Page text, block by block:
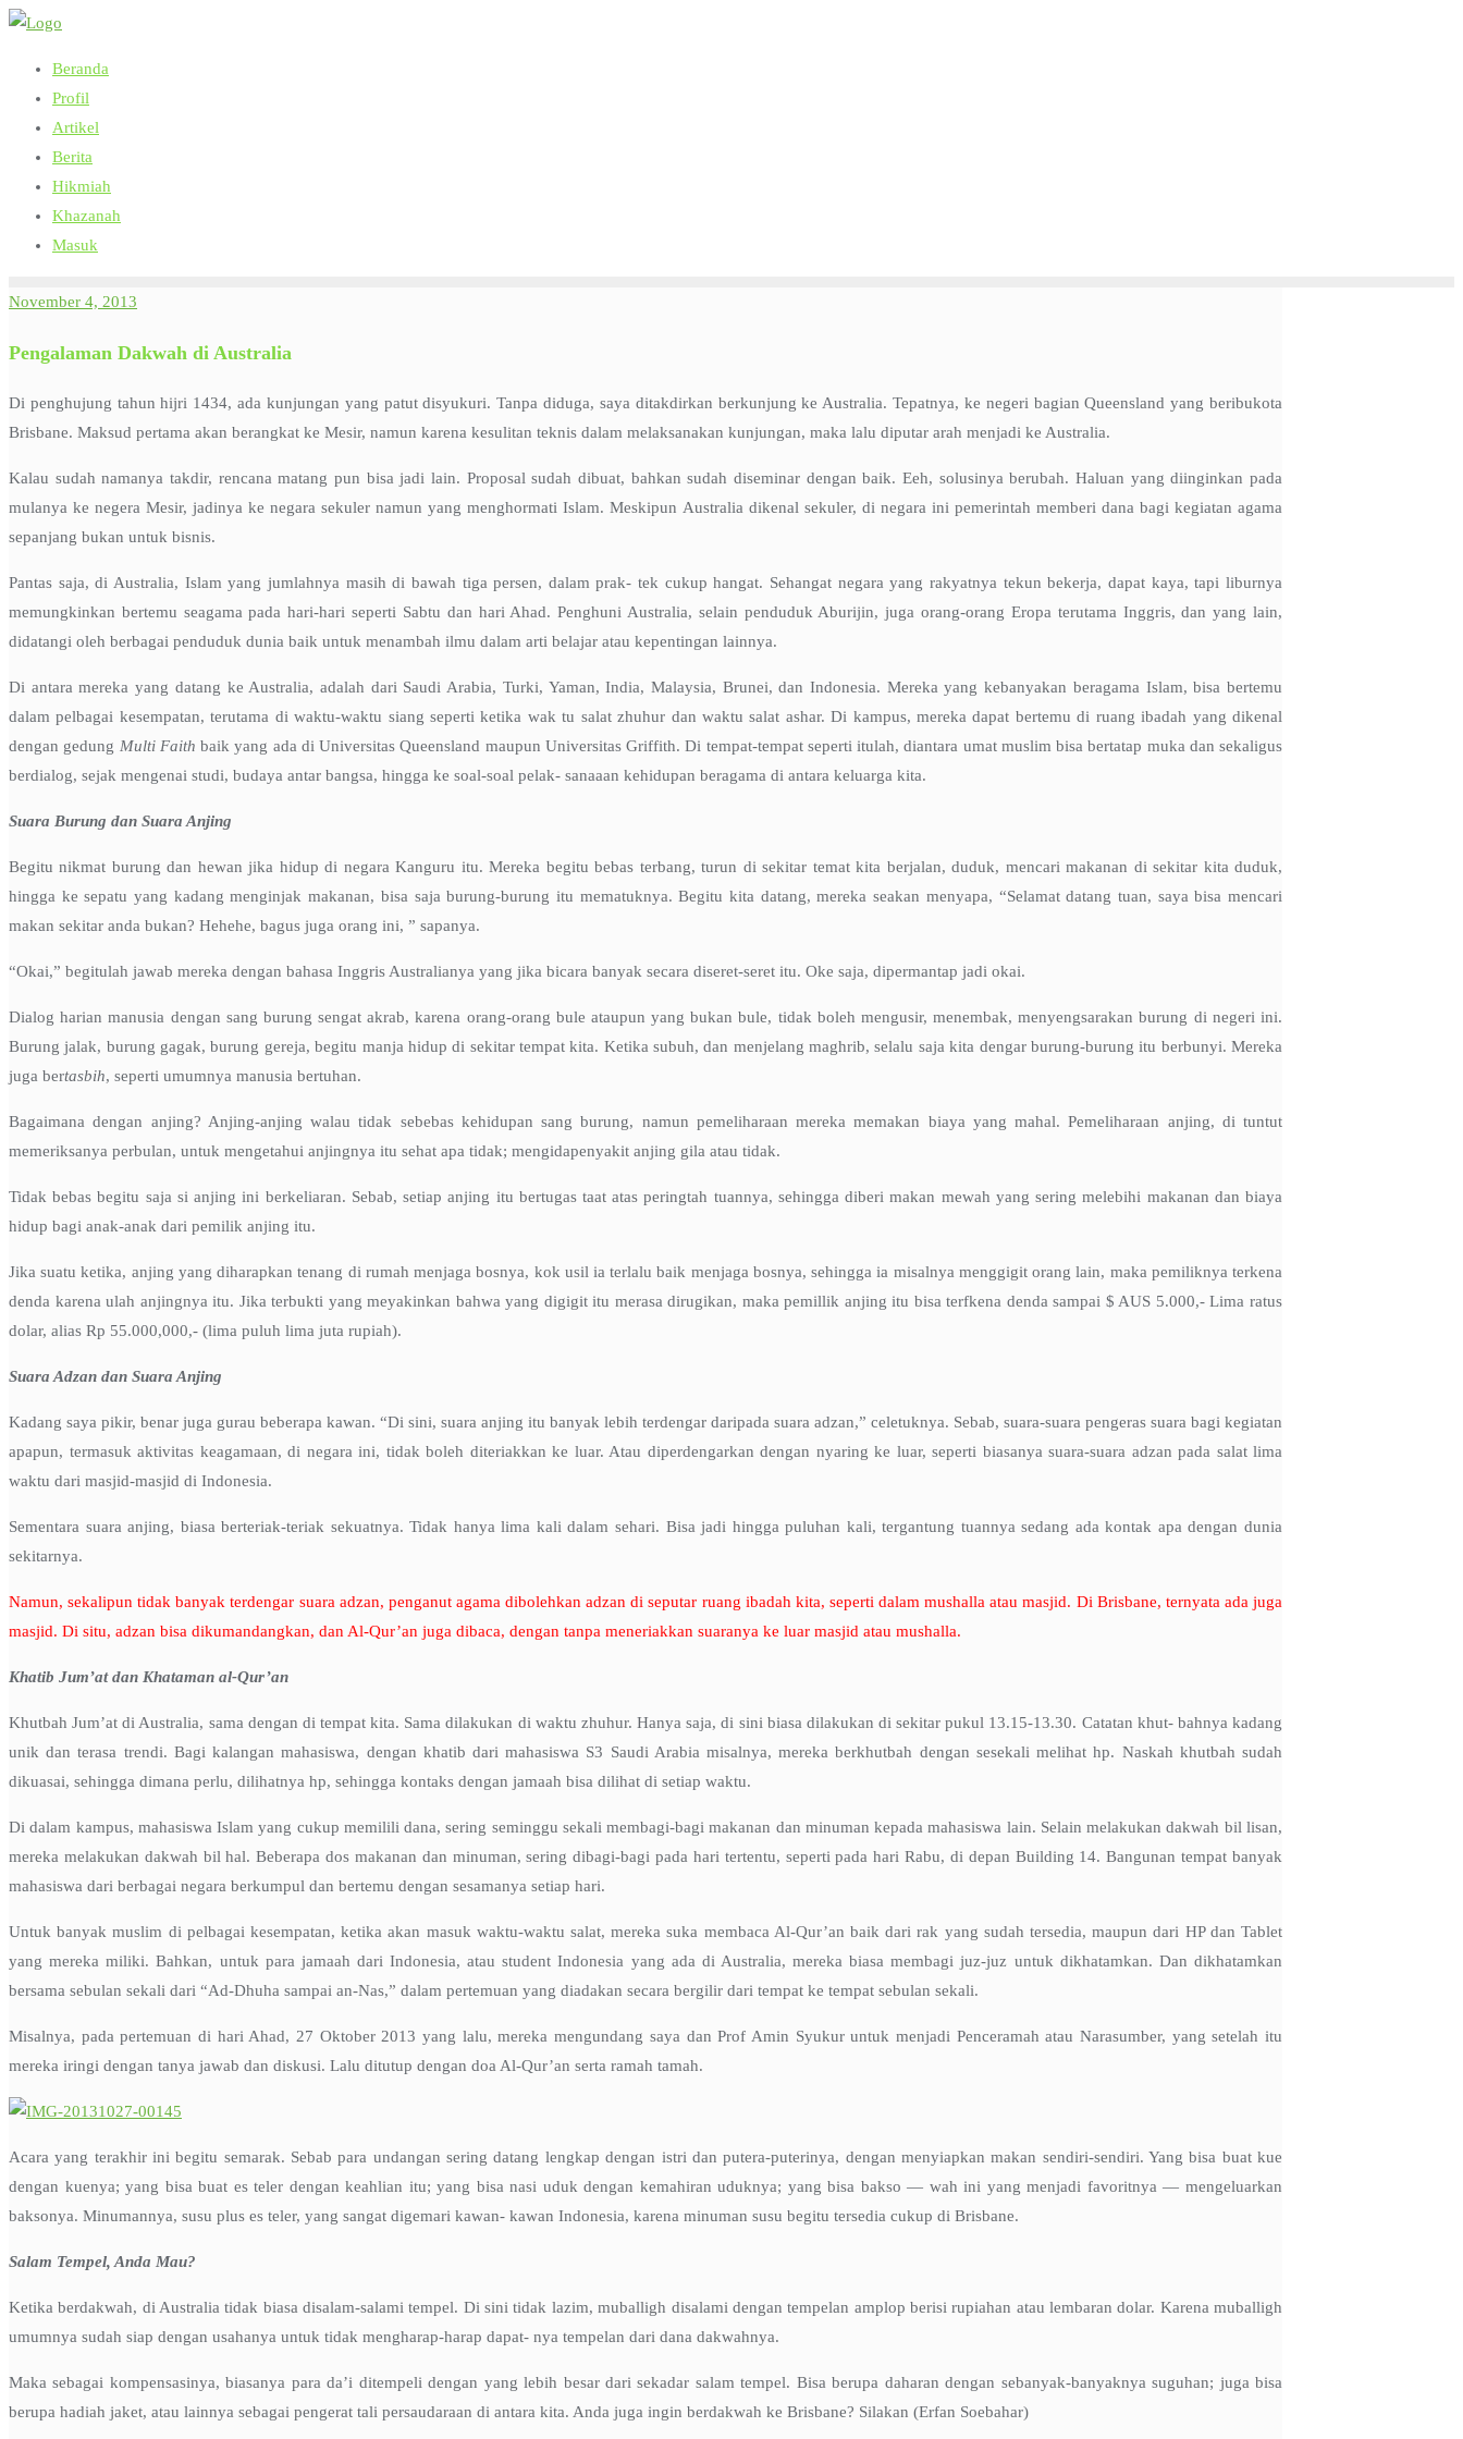
Skip
content
Beranda
Profil
Artikel
Berita
Hikmiah
Khazanah
Masuk
November 4, 2013
Pengalaman Dakwah di Australia
Di penghujung tahun hijri 1434, ada kunjungan yang patut disyukuri. Tanpa diduga, saya ditakdirkan berkunjung ke Australia. Tepatnya, ke negeri bagian Queensland yang beribukota
Brisbane. Maksud pertama akan berangkat ke Mesir, namun karena kesulitan teknis dalam melaksanakan kunjungan, maka lalu diputar arah menjadi ke Australia.
Kalau sudah namanya takdir, rencana matang pun bisa jadi lain. Proposal sudah dibuat, bahkan sudah diseminar dengan baik. Eeh, solusinya berubah. Haluan yang diinginkan pada
mulanya ke negera Mesir, jadinya ke negara sekuler namun yang menghormati Islam. Meskipun Australia dikenal sekuler, di negara ini pemerintah memberi dana bagi kegiatan agama
sepanjang bukan untuk bisnis.
Pantas saja, di Australia, Islam yang jumlahnya masih di bawah tiga persen, dalam prak- tek cukup hangat. Sehangat negara yang rakyatnya tekun bekerja, dapat kaya, tapi liburnya
memungkinkan bertemu seagama pada hari-hari seperti Sabtu dan hari Ahad. Penghuni Australia, selain penduduk Aburijin, juga orang-orang Eropa terutama Inggris, dan yang lain,
didatangi oleh berbagai penduduk dunia baik untuk menambah ilmu dalam arti belajar atau kepentingan lainnya.
Di antara mereka yang datang ke Australia, adalah dari Saudi Arabia, Turki, Yaman, India, Malaysia, Brunei, dan Indonesia. Mereka yang kebanyakan beragama Islam, bisa bertemu
dalam pelbagai kesempatan, terutama di waktu-waktu siang seperti ketika wak tu salat zhuhur dan waktu salat ashar. Di kampus, mereka dapat bertemu di ruang ibadah yang dikenal
dengan gedung Multi Faith baik yang ada di Universitas Queensland maupun Universitas Griffith. Di tempat-tempat seperti itulah, diantara umat muslim bisa bertatap muka dan sekaligus
berdialog, sejak mengenai studi, budaya antar bangsa, hingga ke soal-soal pelak- sanaaan kehidupan beragama di antara keluarga kita.
Suara Burung dan Suara Anjing
Begitu nikmat burung dan hewan jika hidup di negara Kanguru itu. Mereka begitu bebas terbang, turun di sekitar temat kita berjalan, duduk, mencari makanan di sekitar kita duduk,
hingga ke sepatu yang kadang menginjak makanan, bisa saja burung-burung itu mematuknya. Begitu kita datang, mereka seakan menyapa, “Selamat datang tuan, saya bisa mencari
makan sekitar anda bukan? Hehehe, bagus juga orang ini, ” sapanya.
“Okai,” begitulah jawab mereka dengan bahasa Inggris Australianya yang jika bicara banyak secara diseret-seret itu. Oke saja, dipermantap jadi okai.
Dialog harian manusia dengan sang burung sengat akrab, karena orang-orang bule ataupun yang bukan bule, tidak boleh mengusir, menembak, menyengsarakan burung di negeri ini.
Burung jalak, burung gagak, burung gereja, begitu manja hidup di sekitar tempat kita. Ketika subuh, dan menjelang maghrib, selalu saja kita dengar burung-burung itu berbunyi. Mereka
juga bertasbih, seperti umumnya manusia bertuhan.
Bagaimana dengan anjing? Anjing-anjing walau tidak sebebas kehidupan sang burung, namun pemeliharaan mereka memakan biaya yang mahal. Pemeliharaan anjing, di tuntut
memeriksanya perbulan, untuk mengetahui anjingnya itu sehat apa tidak; mengidapenyakit anjing gila atau tidak.
Tidak bebas begitu saja si anjing ini berkeliaran. Sebab, setiap anjing itu bertugas taat atas peringtah tuannya, sehingga diberi makan mewah yang sering melebihi makanan dan biaya
hidup bagi anak-anak dari pemilik anjing itu.
Jika suatu ketika, anjing yang diharapkan tenang di rumah menjaga bosnya, kok usil ia terlalu baik menjaga bosnya, sehingga ia misalnya menggigit orang lain, maka pemiliknya terkena
denda karena ulah anjingnya itu. Jika terbukti yang meyakinkan bahwa yang digigit itu merasa dirugikan, maka pemillik anjing itu bisa terfkena denda sampai $ AUS 5.000,- Lima ratus
dolar, alias Rp 55.000,000,- (lima puluh lima juta rupiah).
Suara Adzan dan Suara Anjing
Kadang saya pikir, benar juga gurau beberapa kawan. “Di sini, suara anjing itu banyak lebih terdengar daripada suara adzan,” celetuknya. Sebab, suara-suara pengeras suara bagi kegiatan
apapun, termasuk aktivitas keagamaan, di negara ini, tidak boleh diteriakkan ke luar. Atau diperdengarkan dengan nyaring ke luar, seperti biasanya suara-suara adzan pada salat lima
waktu dari masjid-masjid di Indonesia.
Sementara suara anjing, biasa berteriak-teriak sekuatnya. Tidak hanya lima kali dalam sehari. Bisa jadi hingga puluhan kali, tergantung tuannya sedang ada kontak apa dengan dunia
sekitarnya.
Namun, sekalipun tidak banyak terdengar suara adzan, penganut agama dibolehkan adzan di seputar ruang ibadah kita, seperti dalam mushalla atau masjid. Di Brisbane, ternyata ada juga
masjid. Di situ, adzan bisa dikumandangkan, dan Al-Qur’an juga dibaca, dengan tanpa meneriakkan suaranya ke luar masjid atau mushalla.
Khatib Jum’at dan Khataman al-Qur’an
Khutbah Jum’at di Australia, sama dengan di tempat kita. Sama dilakukan di waktu zhuhur. Hanya saja, di sini biasa dilakukan di sekitar pukul 13.15-13.30. Catatan khut- bahnya kadang
unik dan terasa trendi. Bagi kalangan mahasiswa, dengan khatib dari mahasiswa S3 Saudi Arabia misalnya, mereka berkhutbah dengan sesekali melihat hp. Naskah khutbah sudah
dikuasai, sehingga dimana perlu, dilihatnya hp, sehingga kontaks dengan jamaah bisa dilihat di setiap waktu.
Di dalam kampus, mahasiswa Islam yang cukup memilili dana, sering seminggu sekali membagi-bagi makanan dan minuman kepada mahasiswa lain. Selain melakukan dakwah bil lisan,
mereka melakukan dakwah bil hal. Beberapa dos makanan dan minuman, sering dibagi-bagi pada hari tertentu, seperti pada hari Rabu, di depan Building 14. Bangunan tempat banyak
mahasiswa dari berbagai negara berkumpul dan bertemu dengan sesamanya setiap hari.
Untuk banyak muslim di pelbagai kesempatan, ketika akan masuk waktu-waktu salat, mereka suka membaca Al-Qur’an baik dari rak yang sudah tersedia, maupun dari HP dan Tablet
yang mereka miliki. Bahkan, untuk para jamaah dari Indonesia, atau student Indonesia yang ada di Australia, mereka biasa membagi juz-juz untuk dikhatamkan. Dan dikhatamkan
bersama sebulan sekali dari “Ad-Dhuha sampai an-Nas,” dalam pertemuan yang diadakan secara bergilir dari tempat ke tempat sebulan sekali.
Misalnya, pada pertemuan di hari Ahad, 27 Oktober 2013 yang lalu, mereka mengundang saya dan Prof Amin Syukur untuk menjadi Penceramah atau Narasumber, yang setelah itu
mereka iringi dengan tanya jawab dan diskusi. Lalu ditutup dengan doa Al-Qur’an serta ramah tamah.
Acara yang terakhir ini begitu semarak. Sebab para undangan sering datang lengkap dengan istri dan putera-puterinya, dengan menyiapkan makan sendiri-sendiri. Yang bisa buat kue
dengan kuenya; yang bisa buat es teler dengan keahlian itu; yang bisa nasi uduk dengan kemahiran uduknya; yang bisa bakso — wah ini yang menjadi favoritnya — mengeluarkan
baksonya. Minumannya, susu plus es teler, yang sangat digemari kawan- kawan Indonesia, karena minuman susu begitu tersedia cukup di Brisbane.
Salam Tempel, Anda Mau?
Ketika berdakwah, di Australia tidak biasa disalam-salami tempel. Di sini tidak lazim, muballigh disalami dengan tempelan amplop berisi rupiahan atau lembaran dolar. Karena muballigh
umumnya sudah siap dengan usahanya untuk tidak mengharap-harap dapat- nya tempelan dari dana dakwahnya.
Maka sebagai kompensasinya, biasanya para da’i ditempeli dengan yang lebih besar dari sekadar salam tempel. Bisa berupa daharan dengan sebanyak-banyaknya suguhan; juga bisa
berupa hadiah jaket, atau lainnya sebagai pengerat tali persaudaraan di antara kita. Anda juga ingin berdakwah ke Brisbane? Silakan (Erfan Soebahar)